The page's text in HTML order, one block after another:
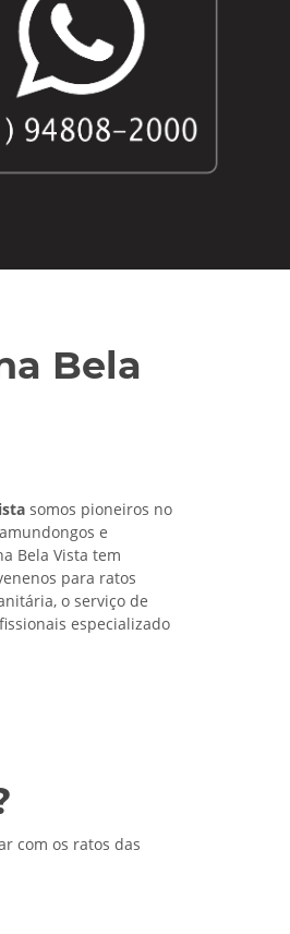
Bela
somos pioneiros no
e
Bela Vista tem
para ratos
o serviço de
especializado
com os ratos das